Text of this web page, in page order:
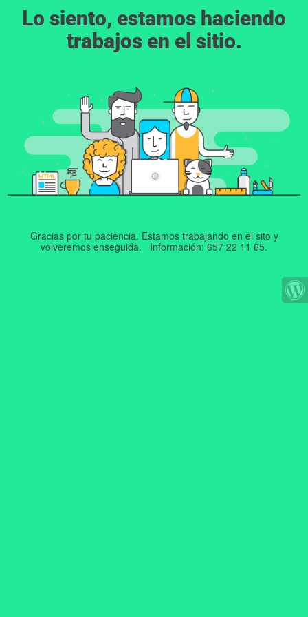
Lo siento, estamos haciendo
trabajos en el sitio.
Gracias por tu paciencia. Estamos trabajando en el sito y
volveremos enseguida. Información: 657 22 11 65.